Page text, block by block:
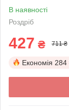
В наявності
Роздріб
427 ₴ 711 ₴
Економія 284